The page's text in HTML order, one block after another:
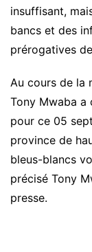
insuffisant,
bancs et des
prérogatives
Au cours de la
Tony Mwaba a
pour ce 05
province de
bleus-blancs
précisé Tony
presse.